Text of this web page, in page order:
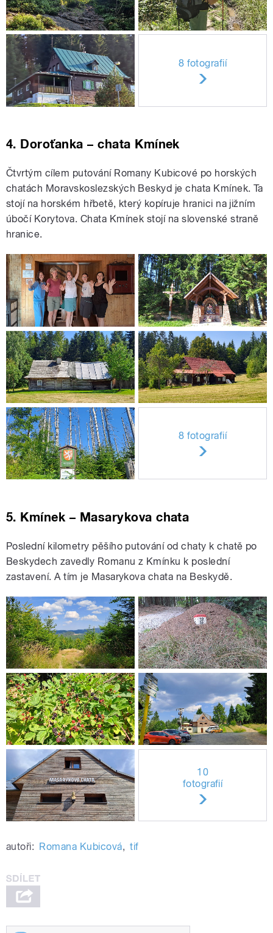
8 fotografií
4. Doroťanka – chata Kmínek
Čtvrtým cílem putování Romany Kubicové po horských
chatách Moravskoslezských Beskyd je chata Kmínek. Ta
stojí na horském hřbetě, který kopíruje hranici na jižním
úbočí Korytova. Chata Kmínek stojí na slovenské straně
hranice.
8 fotografií
5. Kmínek – Masarykova chata
Poslední kilometry pěšího putování od chaty k chatě po
Beskydech zavedly Romanu z Kmínku k poslední
zastavení. A tím je Masarykova chata na Beskydě.
10
fotografií
autoři: Romana Kubicová, tif